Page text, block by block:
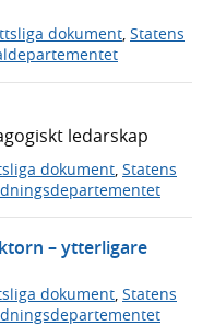
dokument, Statens
ledarskap
dokument, Statens
– ytterligare
dokument Statens